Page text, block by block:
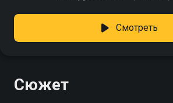
Смотреть
Сюжет